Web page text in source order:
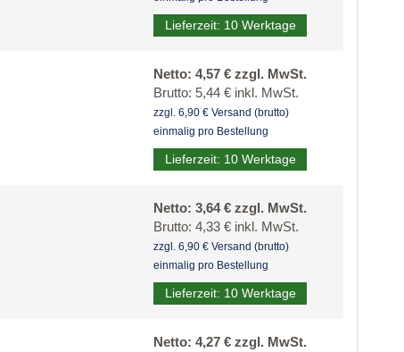
Lieferzeit: 10 Werktage
Netto: 4,57 € zzgl. MwSt.
Brutto: 5,44 € inkl. MwSt.
zzgl. 6,90 € Versand (brutto)
einmalig pro Bestellung
Lieferzeit: 10 Werktage
Netto: 3,64 € zzgl. MwSt.
Brutto: 4,33 € inkl. MwSt.
zzgl. 6,90 € Versand (brutto)
einmalig pro Bestellung
Lieferzeit: 10 Werktage
Netto: 4,27 € zzgl. MwSt.